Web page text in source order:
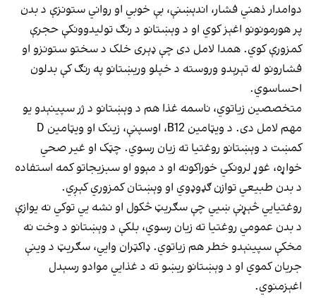
دوامدار ذهني فشار، اندېښنې، بې خوبي او رواني ستونزې د بدن
پر هورمونونو اغېز کوي او د وېښتانو د رنګ تولیدوونکې حجرې
کمزورې کوي. همدا لامل دی چې ډېری خلک د سختو ستونزو او
فشارونو له تېرېدو وروسته د خپلو وریښتانو په رنګ کې بدلون
احساسوي.
متخصصین زیاتوي، ناسمه غذا هم د وېښتانو د ژر سپینېدو یو
مهم لامل دی. د ویټامین B12، اوسپنې، زینک او ویټامین D
کمښت د وېښتانو روغتیا ته زیان رسوي. چټک او غیر صحي
خواړه، غوړ لرونکي خوراکونه او د مېوو او سبزیجاتو کمه استفاده
د بدن طبیعي توازن ګډوډوي او وېښتان کمزوري کېږي.
روغتیايي څېړنې ښيي چې سګريټ څکول او نشه يي توکي نه یوازې
د بدن عمومي روغتیا ته زیان رسوي، بلکې د وېښتانو د وخت نه
مخکې سپینېدو خطر هم زیاتوي. ډاکټران وایي، سګريټ د وینې
جریان کموي او د وېښتانو ریښو ته د غذایي موادو رسېدل
اغېزمنوي.